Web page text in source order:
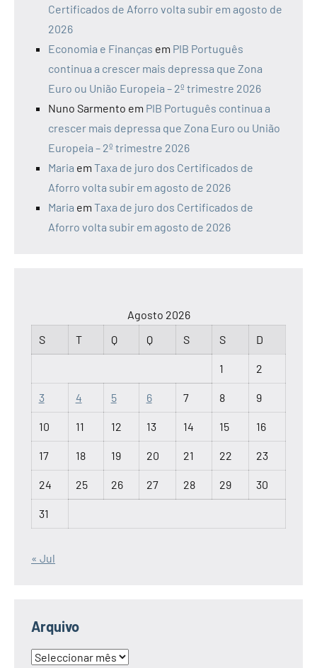
Certificados de Aforro volta subir em agosto de
2026
Economia e Finanças em PIB Português
continua a crescer mais depressa que Zona
Euro ou União Europeia – 2º trimestre 2026
Nuno Sarmento em PIB Português continua a
crescer mais depressa que Zona Euro ou União
Europeia – 2º trimestre 2026
Maria em Taxa de juro dos Certificados de
Aforro volta subir em agosto de 2026
Maria em Taxa de juro dos Certificados de
Aforro volta subir em agosto de 2026
Agosto 2026
S
T Q Q S S D
1 2
3 4 5 6 7 8 9
10 11 12 13 14 15 16
17 18 19 20 21 22 23
24 25 26 27 28 29 30
31
« Jul
Arquivo
Arquivo